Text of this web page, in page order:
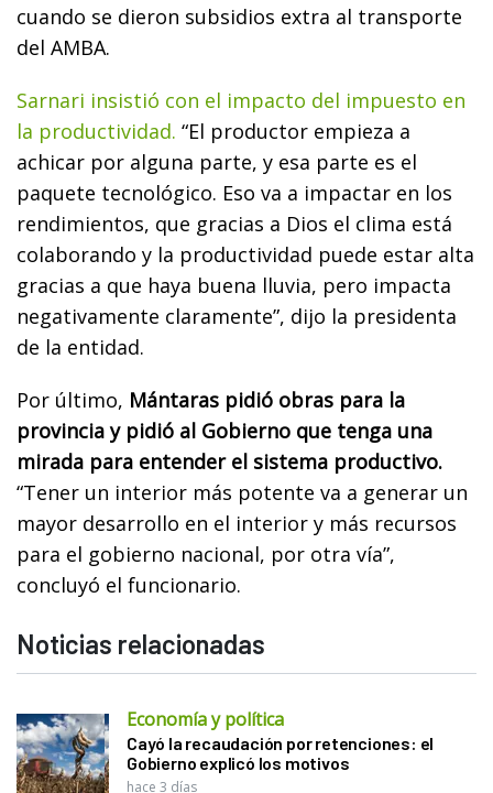
cuando se dieron subsidios extra al transporte
del AMBA.
Sarnari insistió con el impacto del impuesto en
la productividad. “El productor empieza a
achicar por alguna parte, y esa parte es el
paquete tecnológico. Eso va a impactar en los
rendimientos, que gracias a Dios el clima está
colaborando y la productividad puede estar alta
gracias a que haya buena lluvia, pero impacta
negativamente claramente”, dijo la presidenta
de la entidad.
Por último, Mántaras pidió obras para la
provincia y pidió al Gobierno que tenga una
mirada para entender el sistema productivo.
“Tener un interior más potente va a generar un
mayor desarrollo en el interior y más recursos
para el gobierno nacional, por otra vía”,
concluyó el funcionario.
Noticias relacionadas
Economía y política
Cayó la recaudación por retenciones: el
Gobierno explicó los motivos
hace 3 días